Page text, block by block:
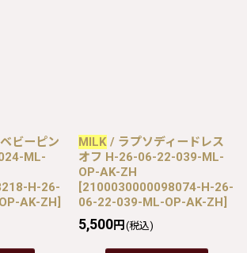
ビーピン
ML-
H-26-
AK-ZH]
MILK / ラプソディードレス
オフ H-26-06-22-039-ML-
OP-AK-ZH
[2100030000098074-H-26-
06-22-039-ML-OP-AK-ZH]
5,500円 (税込)